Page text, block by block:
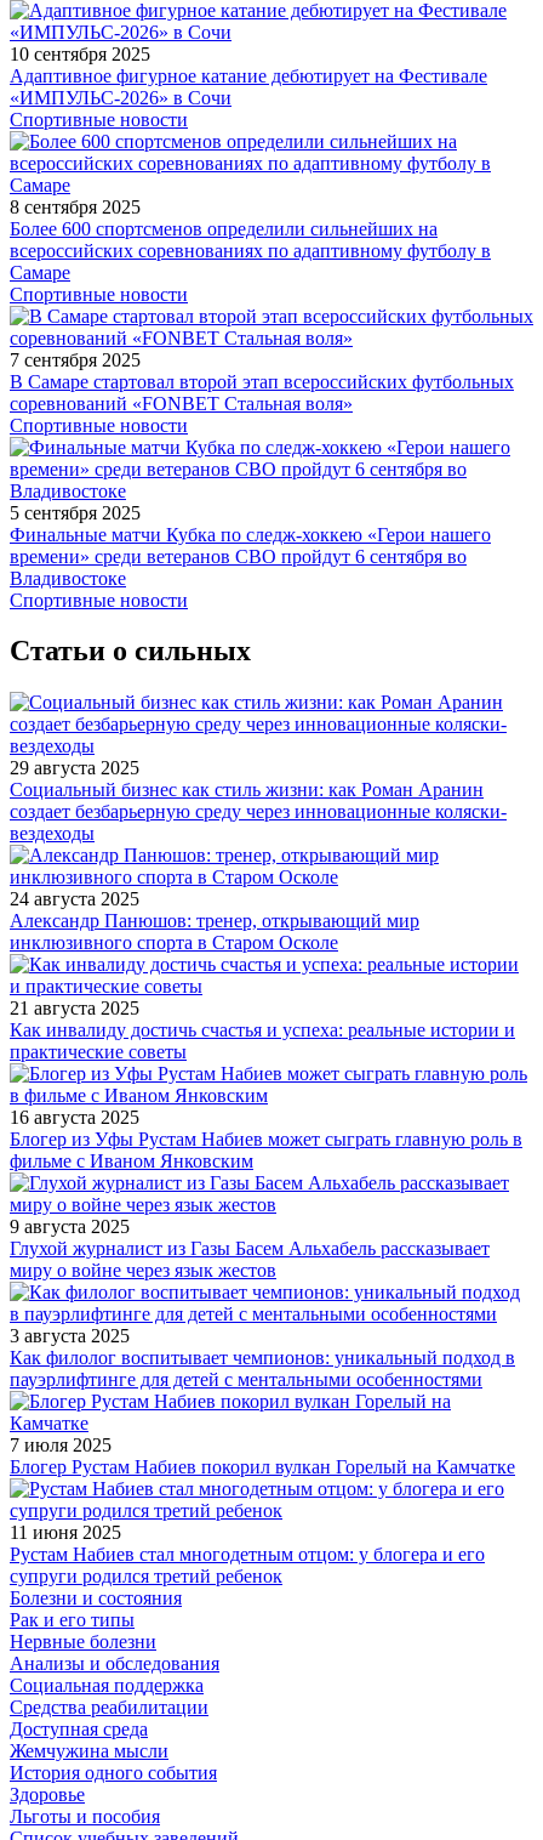
10 сентября 2025
Адаптивное фигурное катание дебютирует на Фестивале
«ИМПУЛЬС-2026» в Сочи
Спортивные новости
8 сентября 2025
Более 600 спортсменов определили сильнейших на
всероссийских соревнованиях по адаптивному футболу в
Самаре
Спортивные новости
7 сентября 2025
В Самаре стартовал второй этап всероссийских футбольных
соревнований «FONBET Стальная воля»
Спортивные новости
5 сентября 2025
Финальные матчи Кубка по следж-хоккею «Герои нашего
времени» среди ветеранов СВО пройдут 6 сентября во
Владивостоке
Спортивные новости
Статьи о сильных
29 августа 2025
Социальный бизнес как стиль жизни: как Роман Аранин
создает безбарьерную среду через инновационные коляски-
вездеходы
24 августа 2025
Александр Панюшов: тренер, открывающий мир
инклюзивного спорта в Старом Осколе
21 августа 2025
Как инвалиду достичь счастья и успеха: реальные истории и
практические советы
16 августа 2025
Блогер из Уфы Рустам Набиев может сыграть главную роль в
фильме с Иваном Янковским
9 августа 2025
Глухой журналист из Газы Басем Альхабель рассказывает
миру о войне через язык жестов
3 августа 2025
Как филолог воспитывает чемпионов: уникальный подход в
пауэрлифтинге для детей с ментальными особенностями
7 июля 2025
Блогер Рустам Набиев покорил вулкан Горелый на Камчатке
11 июня 2025
Рустам Набиев стал многодетным отцом: у блогера и его
супруги родился третий ребенок
Болезни и состояния
Рак и его типы
Нервные болезни
Анализы и обследования
Социальная поддержка
Средства реабилитации
Доступная среда
Жемчужина мысли
История одного события
Здоровье
Льготы и пособия